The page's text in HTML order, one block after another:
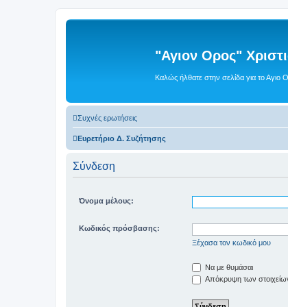
"Αγιον Ορος"
Καλώς ήλθατε στην σελίδα για το Αγιο
Συχνές ερωτήσεις
Ευρετήριο Δ. Συζήτησης
Σύνδεση
Όνομα μέλους:
Κωδικός πρόσβασης:
Ξέχασα τον κωδικό μου
Να με θυμάσαι
Απόκρυψη των